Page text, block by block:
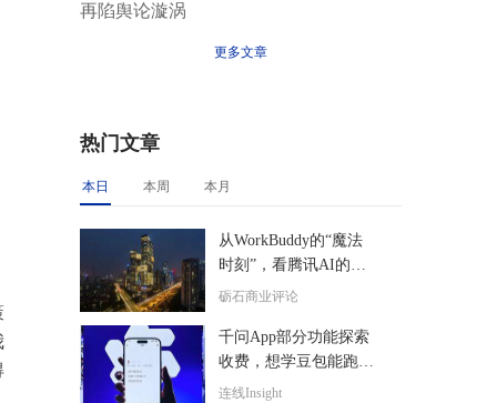
再陷舆论漩涡
更多文章
热门文章
本日 本周 本月
从WorkBuddy的“魔法
时刻”，看腾讯AI的后
来居上
砺石商业评论
千问App部分功能探索
收费，想学豆包能跑通
吗？
连线Insight